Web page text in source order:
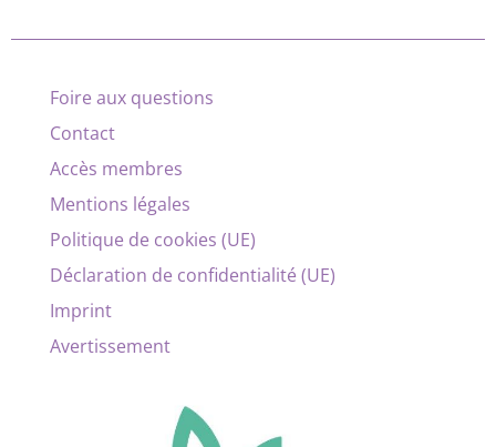
Foire aux questions
Contact
Accès membres
Mentions légales
Politique de cookies (UE)
Déclaration de confidentialité (UE)
Imprint
Avertissement